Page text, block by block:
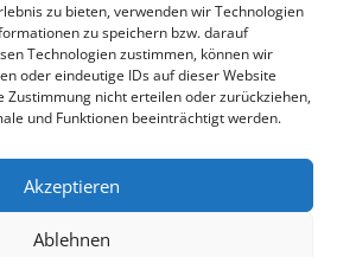
zu bieten, verwenden wir Technologien
zu speichern bzw. darauf
Technologien zustimmen, können wir
oder eindeutige IDs auf dieser Website
Zustimmung nicht erteilen oder zurückziehen,
und Funktionen beeinträchtigt werden.
Akzeptieren
Ablehnen